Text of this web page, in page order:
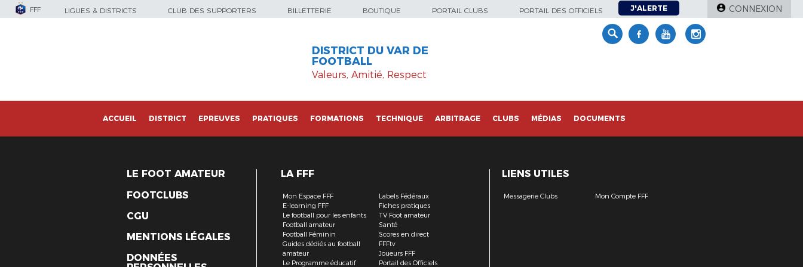
FFF LIGUES & DISTRICTS CLUB DES SUPPORTERS BILLETTERIE BOUTIQUE PORTAIL CLUBS PORTAIL DES OFFICIELS J'ALERTE CONNEXION
DISTRICT DU VAR DE
FOOTBALL
Valeurs, Amitié, Respect
ACCUEIL DISTRICT EPREUVES PRATIQUES FORMATIONS TECHNIQUE ARBITRAGE CLUBS MÉDIAS DOCUMENTS
LE FOOT AMATEUR
FOOTCLUBS
CGU
MENTIONS LÉGALES
DONNÉES
LA FFF
Mon Espace FFF
E-learning FFF
Le football pour les enfants
Football amateur
Football Féminin
Guides dédiés au football
amateur
Le Programme éducatif
Labels Fédéraux
Fiches pratiques
TV Foot amateur
Santé
Scores en direct
FFFtv
Joueurs FFF
Portail des Officiels
LIENS UTILES
Messagerie Clubs Mon Compte FFF